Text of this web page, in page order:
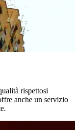
rispettosi
anche un servizio